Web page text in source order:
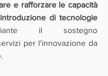
e rafforzare le capacità
di tecnologie
il sostegno
per l'innovazione da